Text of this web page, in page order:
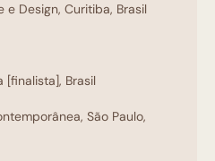
e Design, Curitiba, Brasil
[finalista], Brasil
São Paulo,